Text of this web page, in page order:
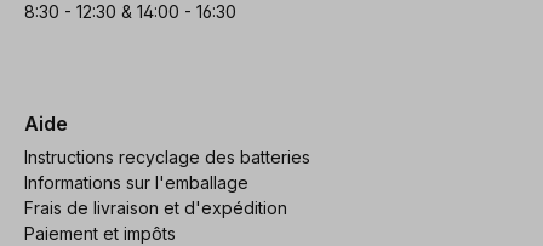
8:30 - 12:30 & 14:00 - 16:30
Aide
Instructions recyclage des batteries
Informations sur l'emballage
Frais de livraison et d'expédition
Paiement et impôts